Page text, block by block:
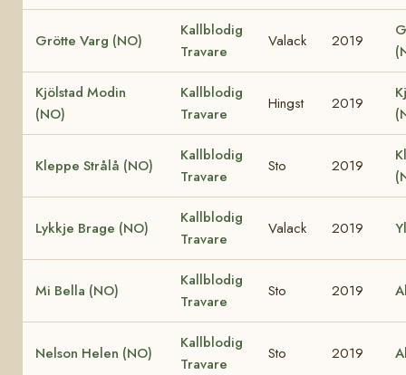
Grötte Varg (NO)
Kallblodig
Travare
Valack 2019
Kjölstad Modin
(NO)
Kallblodig
Travare
Hingst 2019
Kleppe Strålå (NO)
Kallblodig
Travare
Sto 2019
Lykkje Brage (NO)
Kallblodig
Travare
Valack 2019
Mi Bella (NO)
Kallblodig
Travare
Sto 2019
Nelson Helen (NO)
Kallblodig
Travare
Sto 2019